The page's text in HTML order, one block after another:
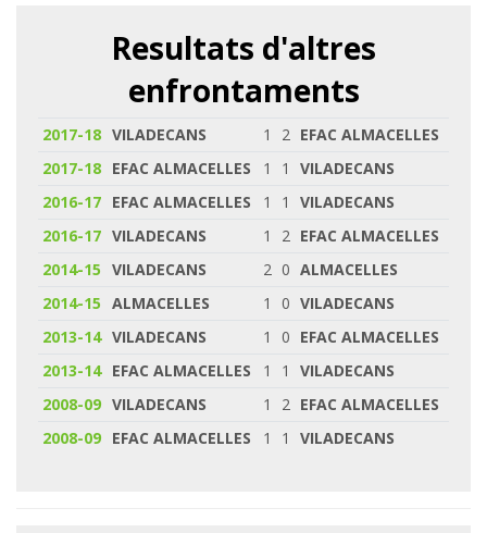
Resultats d'altres
enfrontaments
2017-18 VILADECANS 1 2 EFAC ALMACELLES
2017-18 EFAC ALMACELLES 1 1
VILADECANS
2016-17 EFAC ALMACELLES 1 1
VILADECANS
2016-17 VILADECANS 1 2 EFAC ALMACELLES
2014-15 VILADECANS 2 0 ALMACELLES
2014-15 ALMACELLES 1 0 VILADECANS
2013-14 VILADECANS 1 0 EFAC ALMACELLES
2013-14 EFAC ALMACELLES 1 1
VILADECANS
2008-09 VILADECANS 1 2 EFAC ALMACELLES
2008-09 EFAC ALMACELLES 1 1 VILADECANS